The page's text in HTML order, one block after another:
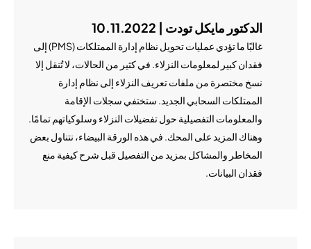
الدكتور مايكل تودت | 10.11.2022
غالبًا ما تؤدي عمليات تحويل نظام إدارة الممتلكات (PMS) إلى
فقدان كبير لمعلومات النزلاء. في كثير من الحالات، لا تُنقل إلا
نسخ مختصرة من ملفات تعريف النزلاء إلى نظام إدارة
الممتلكات السحابي الجديد. ستختفي سجلات الإقامة
والمعلومات التفصيلية حول تفضيلات النزلاء وسلوكياتهم تمامًا.
وهناك المزيد على المحك. في هذه الورقة البيضاء، نتناول بعض
المخاطر والمشاكل بمزيد من التفصيل قبل شرح كيفية منع
فقدان البيانات.